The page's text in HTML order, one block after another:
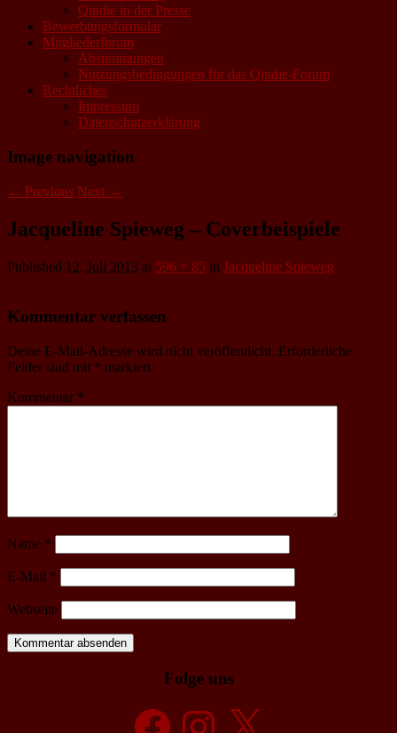
Qindie in der Presse
Bewerbungsformular
Mitgliederforum
Abstimmungen
Nutzungsbedingungen für das Qindie-Forum
Rechtliches
Impressum
Datenschutzerklärung
Image navigation
← Previous Next →
Jacqueline Spieweg – Coverbeispiele
Published 12. Juli 2013 at 596 × 85 in Jacqueline Spieweg
Kommentar verfassen
Deine E-Mail-Adresse wird nicht veröffentlicht. Erforderliche
Felder sind mit * markiert
Kommentar *
Name *
E-Mail *
Webseite
Folge uns
FacebookInstagramX